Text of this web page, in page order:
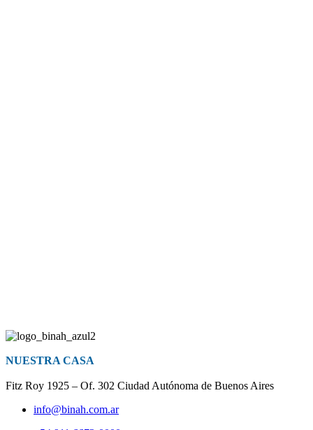
NUESTRA CASA
Fitz Roy 1925 – Of. 302 Ciudad Autónoma de Buenos Aires
info@binah.com.ar